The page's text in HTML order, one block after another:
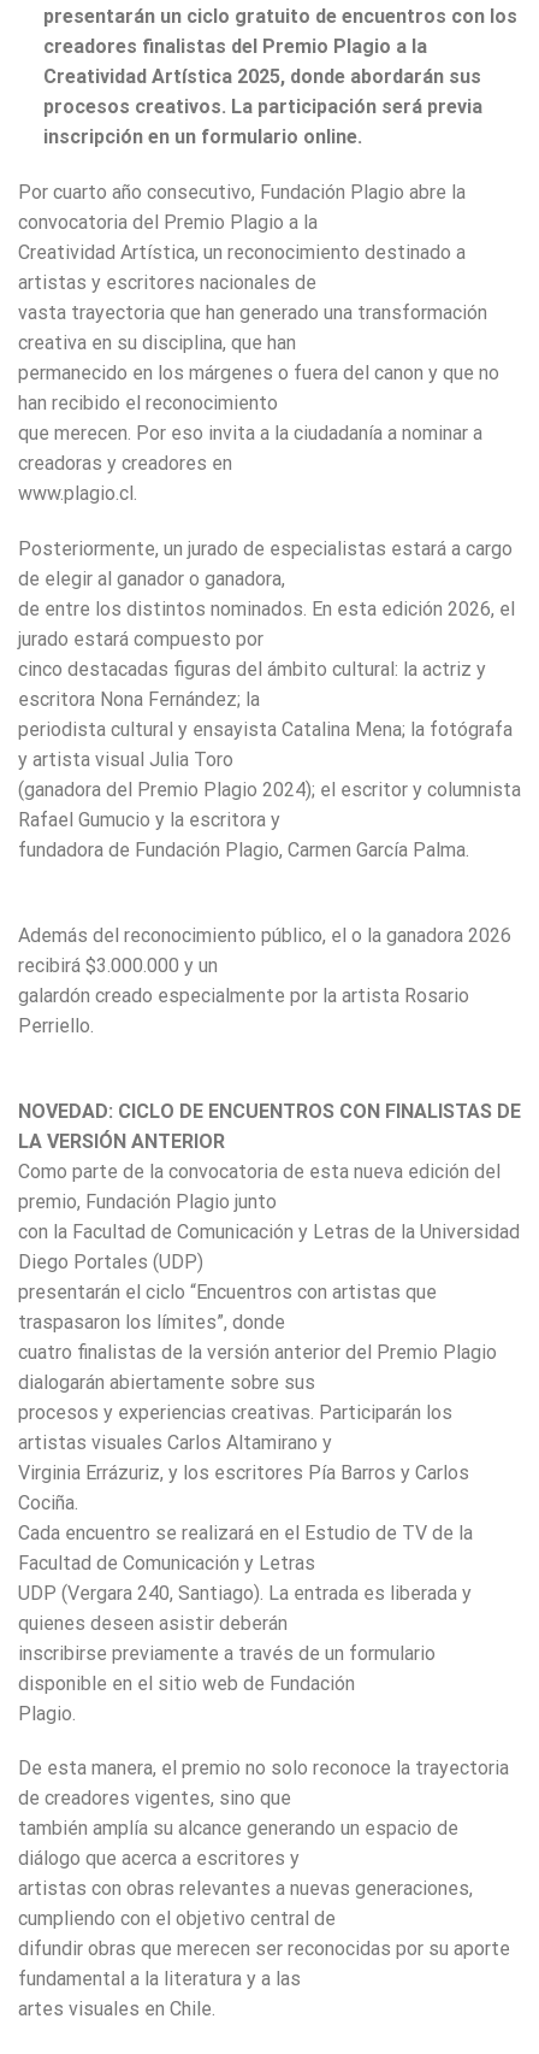
presentarán un ciclo gratuito de encuentros con los
creadores finalistas del Premio Plagio a la
Creatividad Artística 2025, donde abordarán sus
procesos creativos. La participación será previa
inscripción en un formulario online.
Por cuarto año consecutivo, Fundación Plagio abre la
convocatoria del Premio Plagio a la
Creatividad Artística, un reconocimiento destinado a
artistas y escritores nacionales de
vasta trayectoria que han generado una transformación
creativa en su disciplina, que han
permanecido en los márgenes o fuera del canon y que no
han recibido el reconocimiento
que merecen. Por eso invita a la ciudadanía a nominar a
creadoras y creadores en
www.plagio.cl.
Posteriormente, un jurado de especialistas estará a cargo
de elegir al ganador o ganadora,
de entre los distintos nominados. En esta edición 2026, el
jurado estará compuesto por
cinco destacadas figuras del ámbito cultural: la actriz y
escritora Nona Fernández; la
periodista cultural y ensayista Catalina Mena; la fotógrafa
y artista visual Julia Toro
(ganadora del Premio Plagio 2024); el escritor y columnista
Rafael Gumucio y la escritora y
fundadora de Fundación Plagio, Carmen García Palma.
Además del reconocimiento público, el o la ganadora 2026
recibirá $3.000.000 y un
galardón creado especialmente por la artista Rosario
Perriello.
NOVEDAD: CICLO DE ENCUENTROS CON FINALISTAS DE
LA VERSIÓN ANTERIOR
Como parte de la convocatoria de esta nueva edición del
premio, Fundación Plagio junto
con la Facultad de Comunicación y Letras de la Universidad
Diego Portales (UDP)
presentarán el ciclo “Encuentros con artistas que
traspasaron los límites”, donde
cuatro finalistas de la versión anterior del Premio Plagio
dialogarán abiertamente sobre sus
procesos y experiencias creativas. Participarán los
artistas visuales Carlos Altamirano y
Virginia Errázuriz, y los escritores Pía Barros y Carlos
Cociña.
Cada encuentro se realizará en el Estudio de TV de la
Facultad de Comunicación y Letras
UDP (Vergara 240, Santiago). La entrada es liberada y
quienes deseen asistir deberán
inscribirse previamente a través de un formulario
disponible en el sitio web de Fundación
Plagio.
De esta manera, el premio no solo reconoce la trayectoria
de creadores vigentes, sino que
también amplía su alcance generando un espacio de
diálogo que acerca a escritores y
artistas con obras relevantes a nuevas generaciones,
cumpliendo con el objetivo central de
difundir obras que merecen ser reconocidas por su aporte
fundamental a la literatura y a las
artes visuales en Chile.